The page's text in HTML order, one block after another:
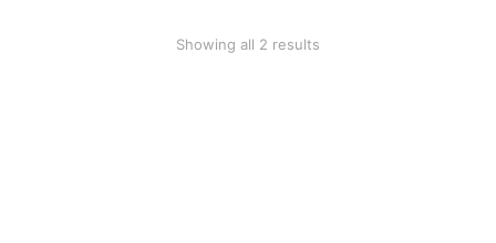
Showing all 2 results